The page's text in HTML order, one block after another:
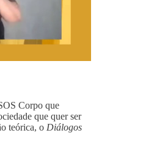
Corpo que
que quer ser
teórica, o Diálogos